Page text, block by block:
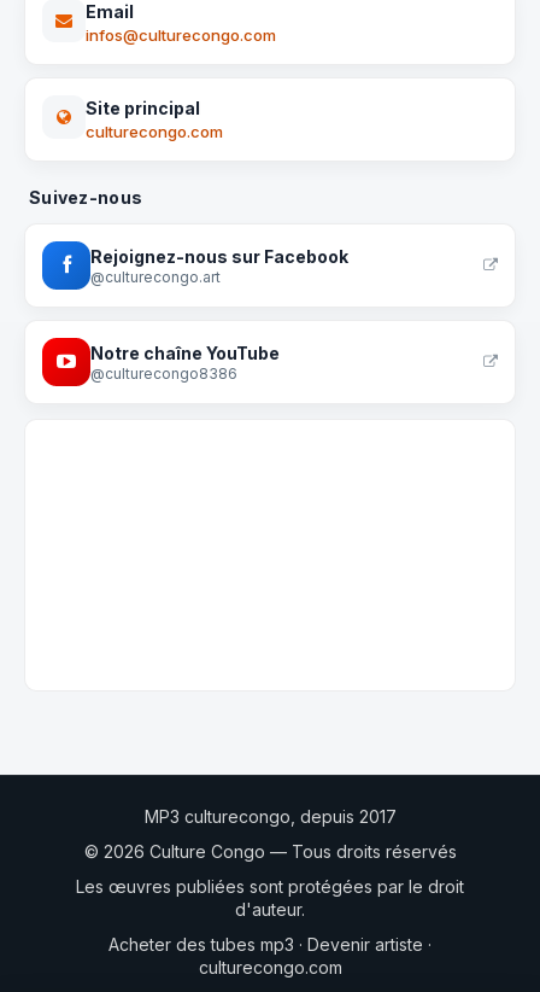
Email
infos@culturecongo.com
Site principal
culturecongo.com
Suivez-nous
Rejoignez-nous sur Facebook
@culturecongo.art
Notre chaîne YouTube
@culturecongo8386
MP3 culturecongo, depuis 2017
© 2026 Culture Congo — Tous droits réservés
Les œuvres publiées sont protégées par le droit
d'auteur.
Acheter des tubes mp3 · Devenir artiste ·
culturecongo.com